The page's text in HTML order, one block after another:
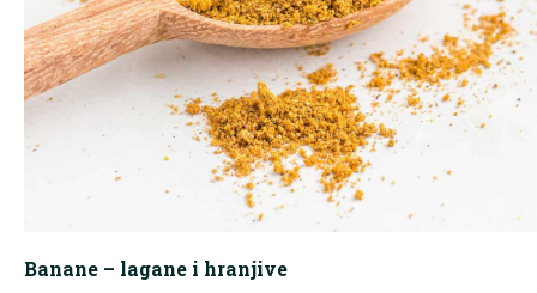
Banane – lagane i hranjive